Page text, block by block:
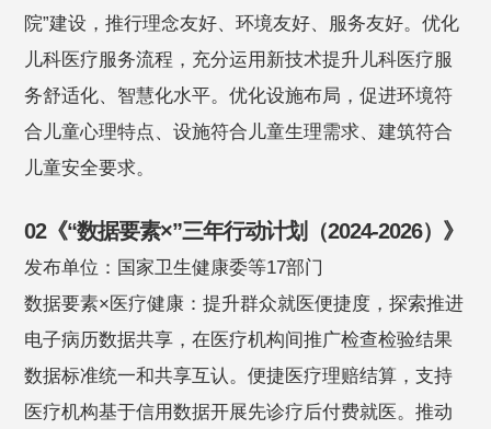
院”建设，推行理念友好、环境友好、服务友好。优化
儿科医疗服务流程，充分运用新技术提升儿科医疗服
务舒适化、智慧化水平。优化设施布局，促进环境符
合儿童心理特点、设施符合儿童生理需求、建筑符合
儿童安全要求。
02《“数据要素×”三年行动计划（2024-2026）》
发布单位：国家卫生健康委等17部门
数据要素×医疗健康：提升群众就医便捷度，探索推进
电子病历数据共享，在医疗机构间推广检查检验结果
数据标准统一和共享互认。便捷医疗理赔结算，支持
医疗机构基于信用数据开展先诊疗后付费就医。推动